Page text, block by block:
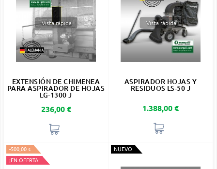
Vista rápida
EXTENSIÓN DE CHIMENEA
PARA ASPIRADOR DE HOJAS
LG-1300 J
Precio
236,00 €
Vista rápida
ASPIRADOR HOJAS Y
RESIDUOS LS-50 J
Precio
1.388,00 €
¡EN OFERTA!
-500,00 € NUEVO